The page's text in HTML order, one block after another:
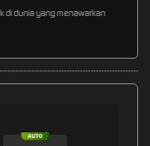
di dunia yang menawarkan